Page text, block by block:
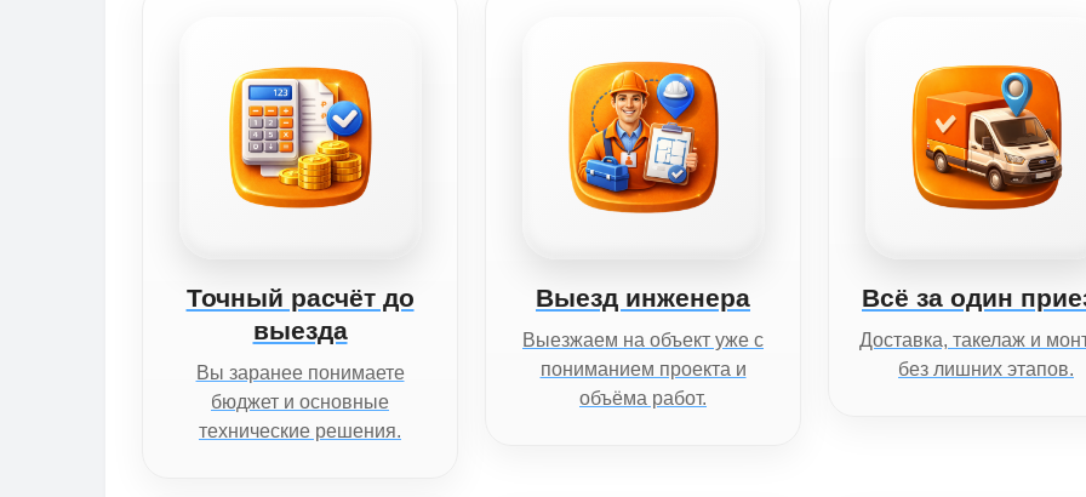
Точный расчёт до
выезда
Вы заранее понимаете
бюджет и основные
технические решения.
Выезд инженера
Выезжаем на объект уже с
пониманием проекта и
объёма работ.
Всё за один
Доставка, такелаж и
без лишних этапов.